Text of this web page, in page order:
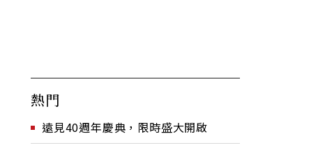
熱門
遠見40週年慶典，限時盛大開啟